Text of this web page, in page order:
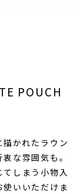
POUCH
かれたラウン
な雰囲気も。
しまう小物入
いいただけま